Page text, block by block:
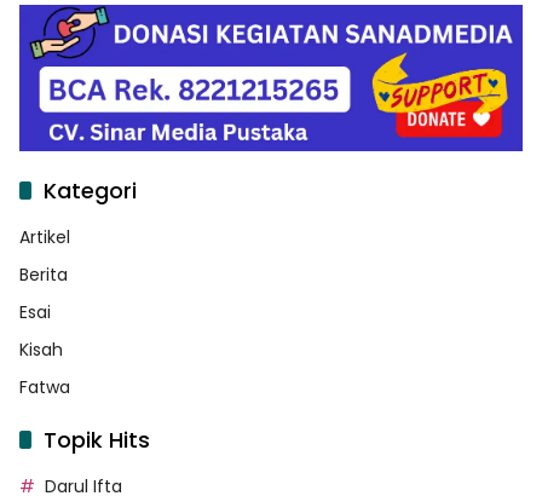
Kategori
Artikel
Berita
Esai
Kisah
Fatwa
Topik Hits
Darul Ifta